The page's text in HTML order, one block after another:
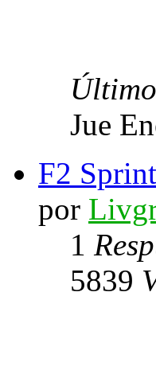
Jue
F2
por
1
5839